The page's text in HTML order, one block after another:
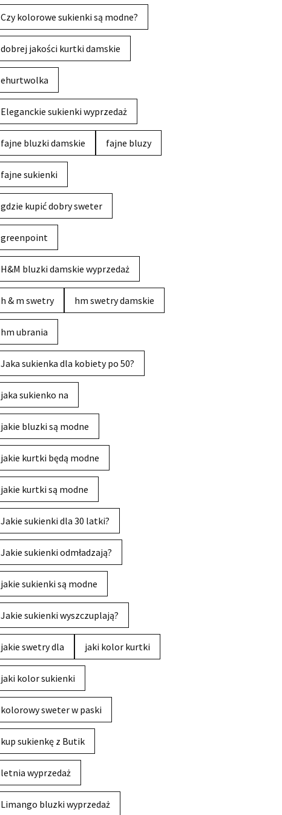
Czy kolorowe sukienki są modne?
dobrej jakości kurtki damskie
ehurtwolka
Eleganckie sukienki wyprzedaż
fajne bluzki damskie fajne bluzy
fajne sukienki
gdzie kupić dobry sweter
greenpoint
H&M bluzki damskie wyprzedaż
h & m swetry hm swetry damskie
hm ubrania
Jaka sukienka dla kobiety po 50?
jaka sukienko na
jakie bluzki są modne
jakie kurtki będą modne
jakie kurtki są modne
Jakie sukienki dla 30 latki?
Jakie sukienki odmładzają?
jakie sukienki są modne
Jakie sukienki wyszczuplają?
jakie swetry dla jaki kolor kurtki
jaki kolor sukienki
kolorowy sweter w paski
kup sukienkę z Butik
letnia wyprzedaż
Limango bluzki wyprzedaż